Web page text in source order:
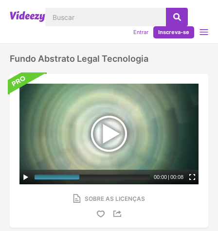
Entrar Inscreva-se
Fundo Abstrato Legal Tecnologia
00:00 | 00:08
SOBRE AS LICENÇAS